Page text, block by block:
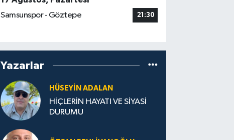
Samsunspor - Göztepe
21:30
Yazarlar
HÜSEYIN ADALAN
HİÇLERİN HAYATI VE SİYASİ
DURUMU